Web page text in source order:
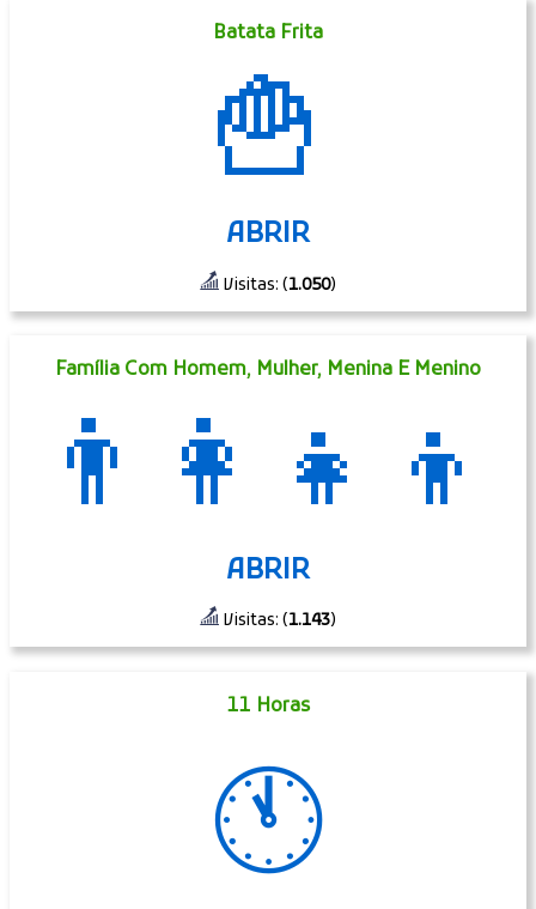
Batata Frita
🍟
ABRIR
Visitas: (1.050)
Família Com Homem, Mulher, Menina E Menino
👨‍👩‍👧‍👦
ABRIR
Visitas: (1.143)
11 Horas
🕚